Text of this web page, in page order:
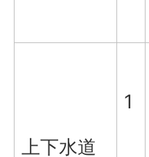
上下水道
1